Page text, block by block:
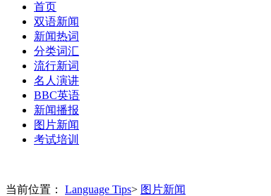
首页
双语新闻
新闻热词
分类词汇
流行新词
名人演讲
BBC英语
新闻播报
图片新闻
考试培训
当前位置： Language Tips> 图片新闻